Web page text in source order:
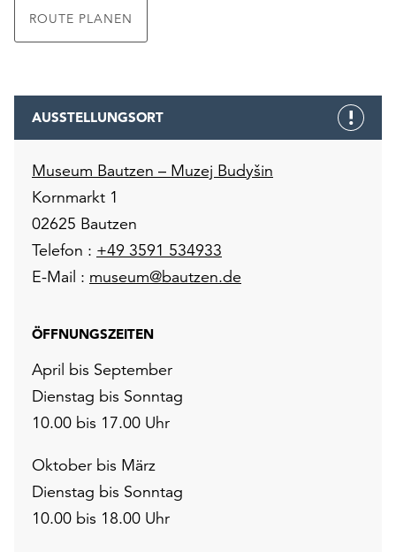
ROUTE PLANEN
AUSSTELLUNGSORT
Museum Bautzen – Muzej Budyšin
Kornmarkt 1
02625 Bautzen
Telefon : +49 3591 534933
E-Mail : museum@bautzen.de
ÖFFNUNGSZEITEN
April bis September
Dienstag bis Sonntag
10.00 bis 17.00 Uhr
Oktober bis März
Dienstag bis Sonntag
10.00 bis 18.00 Uhr